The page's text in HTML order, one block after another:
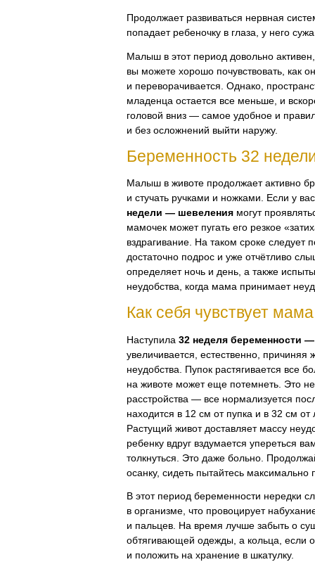
Продолжает развиваться нервная
попадает ребеночку в глаза, у него
Малыш в этот период довольно
вы можете хорошо почувствовать, как
и переворачивается. Однако,
младенца остается все меньше, и
головой вниз — самое удобное и
и без осложнений выйти наружу.
Беременность 32
Малыш в животе продолжает активно
и стучать ручками и ножками. Если у
недели — шевеления могут
мамочек может пугать его резкое
вздрагивание. На таком сроке следует
достаточно подрос и уже отчётливо
определяет ночь и день, а также
неудобства, когда мама принимает
Как себя чувствует мама
Наступила 32 неделя беременности
увеличивается, естественно,
неудобства. Пупок растягивается все
на животе может еще потемнеть. Это
расстройства — все нормализуется
находится в 12 см от пупка и в 32 см
Растущий живот доставляет массу
ребенку вдруг вздумается упереться
толкнуться. Это даже больно.
осанку, сидеть пытайтесь максимально
В этот период беременности нередки
в организме, что провоцирует
и пальцев. На время лучше забыть о
обтягивающей одежды, а кольца, если
и положить на хранение в шкатулку.